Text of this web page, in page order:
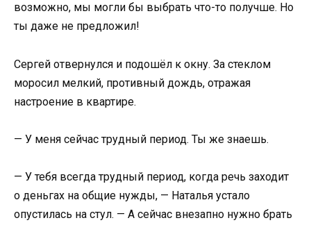
возможно, мы могли бы выбрать что-то получше. Но
ты даже не предложил!
Сергей отвернулся и подошёл к окну. За стеклом
моросил мелкий, противный дождь, отражая
настроение в квартире.
— У меня сейчас трудный период. Ты же знаешь.
— У тебя всегда трудный период, когда речь заходит
о деньгах на общие нужды, — Наталья устало
опустилась на стул. — А сейчас внезапно нужно брать